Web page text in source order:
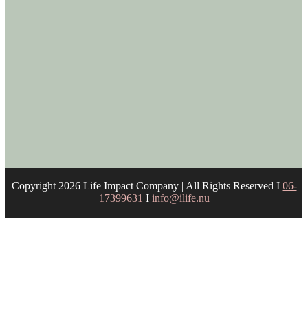
Copyright 2026 Life Impact Company | All Rights Reserved I 06-
17399631 I info@ilife.nu